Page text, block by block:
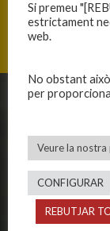
Història
Organització
Publicacions
Avís legal
Política de
Si premeu
estrictament
web.
No obstant
per
Veure la
CONFIGURAR
REBUTJAR